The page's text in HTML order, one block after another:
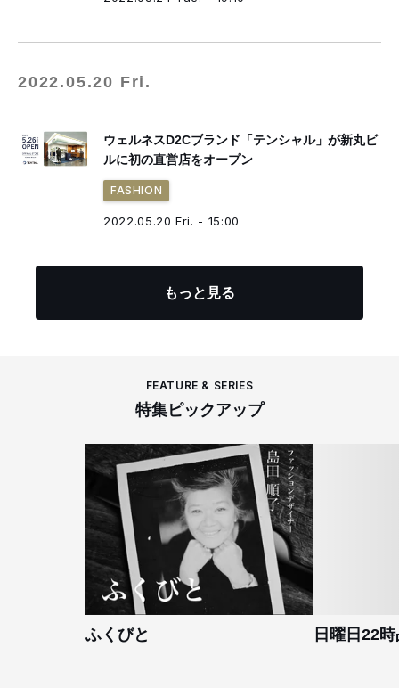
2022.05.20 Fri.
ウェルネスD2Cブランド「テンシャル」が新丸ビ
ルに初の直営店をオープン
FASHION
2022.05.20 Fri. - 15:00
もっと見る
FEATURE & SERIES
特集ピックアップ
ふくびと 日曜日22